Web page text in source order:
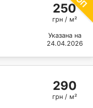
250
грн / м²
Указана на
24.04.2026
290
грн / м²